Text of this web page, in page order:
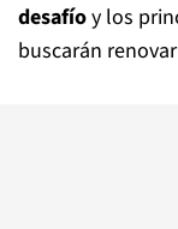
desafíoy los
buscarán